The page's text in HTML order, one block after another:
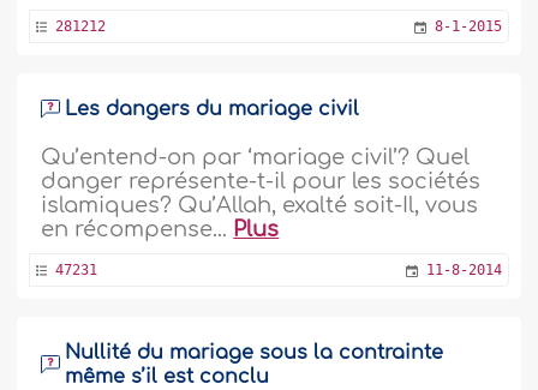
281212 8-1-2015
Les dangers du mariage civil
Qu’entend-on par ‘mariage civil’? Quel
danger représente-t-il pour les sociétés
islamiques? Qu’Allah, exalté soit-Il, vous
en récompense... Plus
47231 11-8-2014
Nullité du mariage sous la contrainte
même s’il est conclu